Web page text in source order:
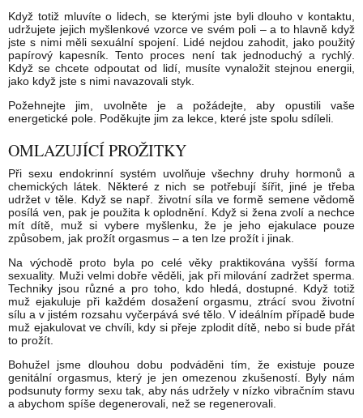
Když totiž mluvíte o lidech, se kterými jste byli dlouho v kontaktu,
udržujete jejich myšlenkové vzorce ve svém poli – a to hlavně když
jste s nimi měli sexuální spojení. Lidé nejdou zahodit, jako použitý
papírový kapesník. Tento proces není tak jednoduchý a rychlý.
Když se chcete odpoutat od lidí, musíte vynaložit stejnou energii,
jako když jste s nimi navazovali styk.
Požehnejte jim, uvolněte je a požádejte, aby opustili vaše
energetické pole. Poděkujte jim za lekce, které jste spolu sdíleli.
OMLAZUJÍCÍ PROŽITKY
Při sexu endokrinní systém uvolňuje všechny druhy hormonů a
chemických látek. Některé z nich se potřebují šířit, jiné je třeba
udržet v těle. Když se např. životní síla ve formě semene vědomě
posílá ven, pak je použita k oplodnění. Když si žena zvolí a nechce
mít dítě, muž si vybere myšlenku, že je jeho ejakulace pouze
způsobem, jak prožít orgasmus – a ten lze prožít i jinak.
Na východě proto byla po celé věky praktikována vyšší forma
sexuality. Muži velmi dobře věděli, jak při milování zadržet sperma.
Techniky jsou různé a pro toho, kdo hledá, dostupné. Když totiž
muž ejakuluje při každém dosažení orgasmu, ztrácí svou životní
sílu a v jistém rozsahu vyčerpává své tělo. V ideálním případě bude
muž ejakulovat ve chvíli, kdy si přeje zplodit dítě, nebo si bude přát
to prožít.
Bohužel jsme dlouhou dobu podváděni tím, že existuje pouze
genitální orgasmus, který je jen omezenou zkušeností. Byly nám
podsunuty formy sexu tak, aby nás udržely v nízko vibračním stavu
a abychom spíše degenerovali, než se regenerovali.